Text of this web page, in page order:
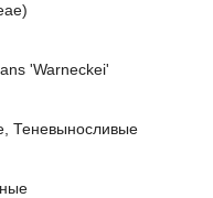
'Warneckei'
Теневыносливые